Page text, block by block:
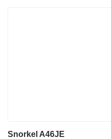
Snorkel A46JE